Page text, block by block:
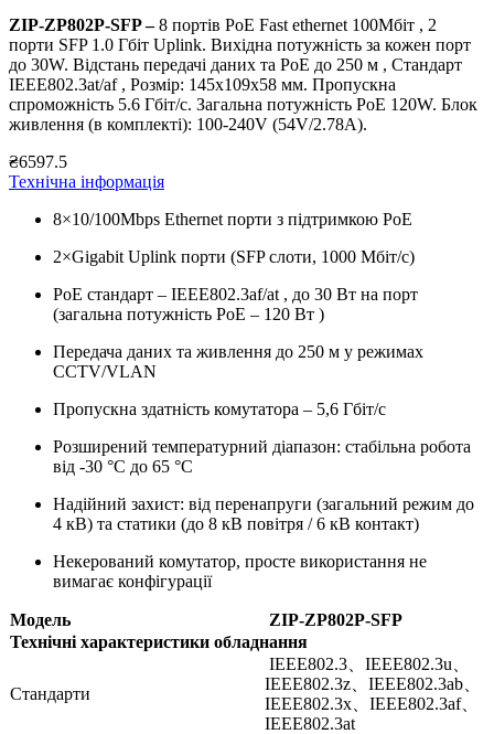
ZIP-ZP802P-SFP – 8 портів PoE Fast ethernet 100Mбіт , 2
порти SFP 1.0 Гбіт Uplink. Вихідна потужність за кожен порт
до 30W. Відстань передачі даних та PoE до 250 м , Стандарт
IEEE802.3at/af , Розмір: 145x109x58 мм. Пропускна
спроможність 5.6 Гбіт/с. Загальна потужність PoE 120W. Блок
живлення (в комплекті): 100-240V (54V/2.78A).
₴6597.5
Технічна інформація
8×10/100Mbps Ethernet порти з підтримкою PoE
2×Gigabit Uplink порти (SFP слоти, 1000 Мбіт/с)
PoE стандарт – IEEE802.3af/at , до 30 Вт на порт
(загальна потужність PoE – 120 Вт )
Передача даних та живлення до 250 м у режимах
CCTV/VLAN
Пропускна здатність комутатора – 5,6 Гбіт/с
Розширений температурний діапазон: стабільна робота
від -30 °C до 65 °C
Надійний захист: від перенапруги (загальний режим до
4 кВ) та статики (до 8 кВ повітря / 6 кВ контакт)
Некерований комутатор, просте використання не
вимагає конфігурації
Модель
ZIP-ZP802P-SFP
Технічні характеристики обладнання
Стандарти
IEEE802.3、IEEE802.3u、
IEEE802.3z、IEEE802.3ab、
IEEE802.3x、IEEE802.3af、
IEEE802.3at